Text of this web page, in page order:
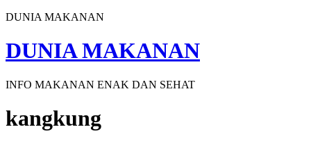
DUNIA MAKANAN
DUNIA MAKANAN
INFO MAKANAN ENAK DAN SEHAT
kangkung